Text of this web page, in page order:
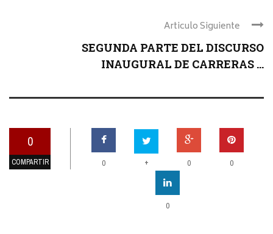
Articulo Siguiente
SEGUNDA PARTE DEL DISCURSO
INAUGURAL DE CARRERAS ...
0
COMPARTIR 0 + 0 0
0